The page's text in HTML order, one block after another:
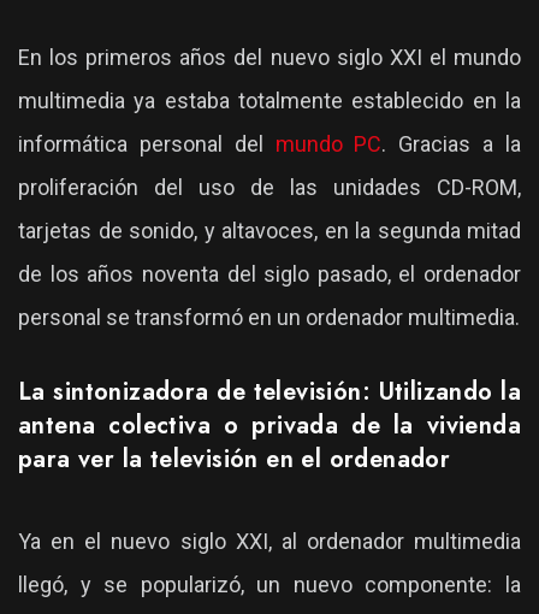
En los primeros años del nuevo siglo XXI el mundo
multimedia ya estaba totalmente establecido en la
informática personal del mundo PC. Gracias a la
proliferación del uso de las unidades CD-ROM,
tarjetas de sonido, y altavoces, en la segunda mitad
de los años noventa del siglo pasado, el ordenador
personal se transformó en un ordenador multimedia.
La sintonizadora de televisión: Utilizando la
antena colectiva o privada de la vivienda
para ver la televisión en el ordenador
Ya en el nuevo siglo XXI, al ordenador multimedia
llegó, y se popularizó, un nuevo componente: la